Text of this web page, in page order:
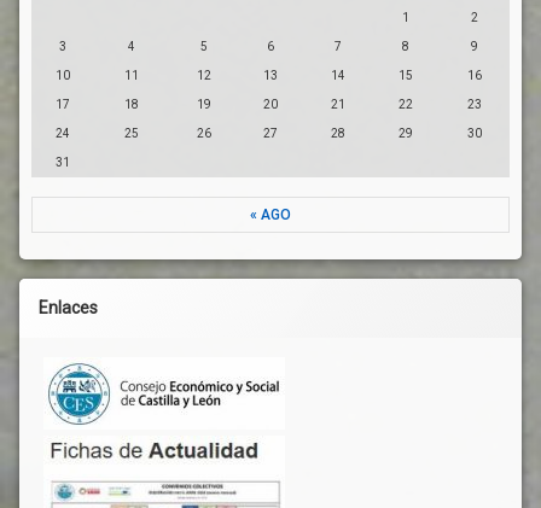
1 2
3 4 5 6 7 8 9
10 11 12 13 14 15 16
17 18 19 20 21 22 23
24 25 26 27 28 29 30
31
« AGO
Enlaces